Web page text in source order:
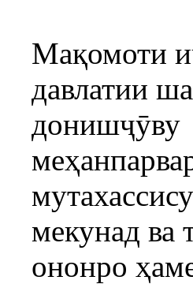
Мақомоти
давлатии
донишҷӯву
мекунад ва
ононро